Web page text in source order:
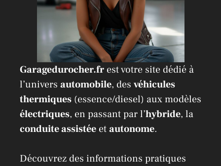
Garagedurocher.fr est votre site dédié à
l’univers automobile, des véhicules
thermiques (essence/diesel) aux modèles
électriques, en passant par l’hybride, la
conduite assistée etautonome.
Découvrez des informations pratiques